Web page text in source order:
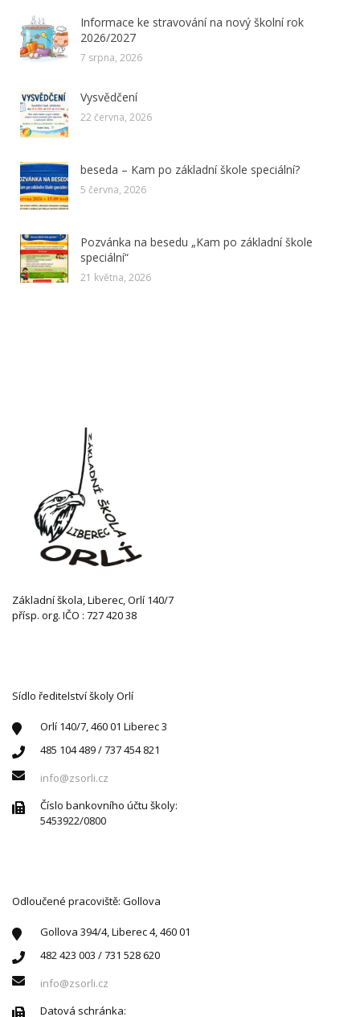
Informace ke stravování na nový školní rok
2026/2027
7 srpna, 2026
Vysvědčení
22 června, 2026
beseda – Kam po základní škole speciální?
5 června, 2026
Pozvánka na besedu „Kam po základní škole
speciální“
21 května, 2026
Základní škola, Liberec, Orlí 140/7
přísp. org. IČO : 727 420 38
Sídlo ředitelství školy Orlí
Orlí 140/7, 460 01 Liberec 3
485 104 489 / 737 454 821
info@zsorli.cz
Číslo bankovního účtu školy:
5453922/0800
Odloučené pracoviště: Gollova
Gollova 394/4, Liberec 4, 460 01
482 423 003 / 731 528 620
info@zsorli.cz
Datová schránka: